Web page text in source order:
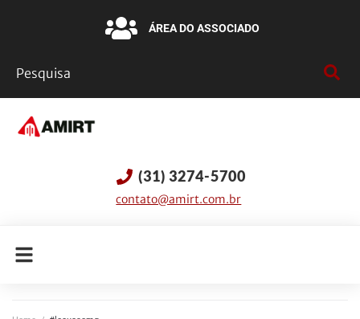
ÁREA DO ASSOCIADO
(31) 3274-5700
contato@amirt.com.br